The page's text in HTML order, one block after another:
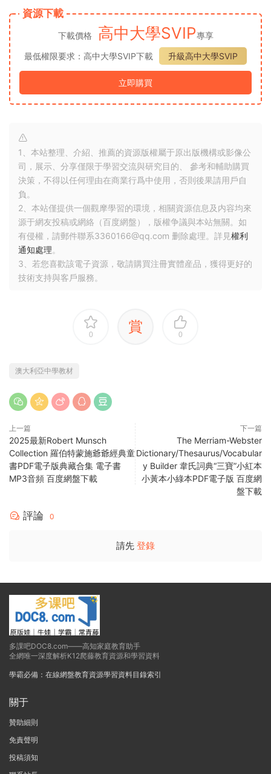
資源下載
下載價格 高中大學SVIP專享
最低權限要求：高中大學SVIP下載
升級高中大學SVIP
立即購買
1、本站整理、介紹、推薦的資源版權屬于原出版機構或影像公
司，展示、分享僅限于學習交流與研究目的、 參考和輔助購買
決策，不得以任何理由在商業行爲中使用，否則後果請用戶自
負。
2、本站僅提供一個觀摩學習的環境，相關資源信息及内容均來
源于網友投稿或網絡（百度網盤），版權争議與本站無關。如
有侵權，請郵件聯系3360166@qq.com 删除處理。詳見權利
通知處理。
3、若您喜歡該電子資源，敬請購買注冊實體産品，獲得更好的
技術支持與客戶服務。
0 賞 0
澳大利亞中學教材
上一篇
2025最新Robert Munsch
Collection 羅伯特蒙施爺爺經典童
書PDF電子版典藏合集 電子書
MP3音頻 百度網盤下載
下一篇
The Merriam-Webster
Dictionary/Thesaurus/Vocabular
y Builder 韋氏詞典“三寶”小紅本
小黃本小綠本PDF電子版 百度網
盤下載
評論 0
請先 登錄
多課吧DOC8.com——高知家庭教育助手
全網唯一深度解析K12爬藤教育資源和學習資料
學霸必備：在線網盤教育資源學習資料目錄索引
關于
贊助細則
免責聲明
投稿須知